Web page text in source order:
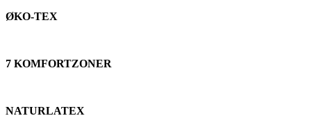
ØKO-TEX
7 KOMFORTZONER
NATURLATEX